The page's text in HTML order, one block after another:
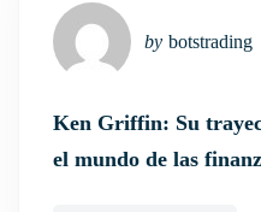
Ken Griffin: Su
el mundo de las
by botstrading